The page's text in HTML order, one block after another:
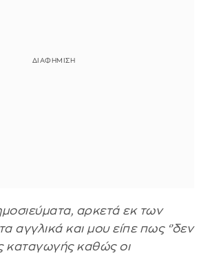
αρκετά εκ των
αγγλικά και μου είπε πως ‘’δεν
καταγωγής καθώς οι